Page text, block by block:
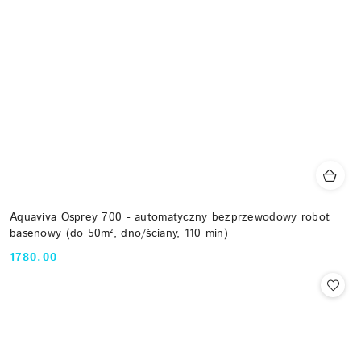
Aquaviva Osprey 700 - automatyczny bezprzewodowy robot
basenowy (do 50m², dno/ściany, 110 min)
Cena:
1780.00